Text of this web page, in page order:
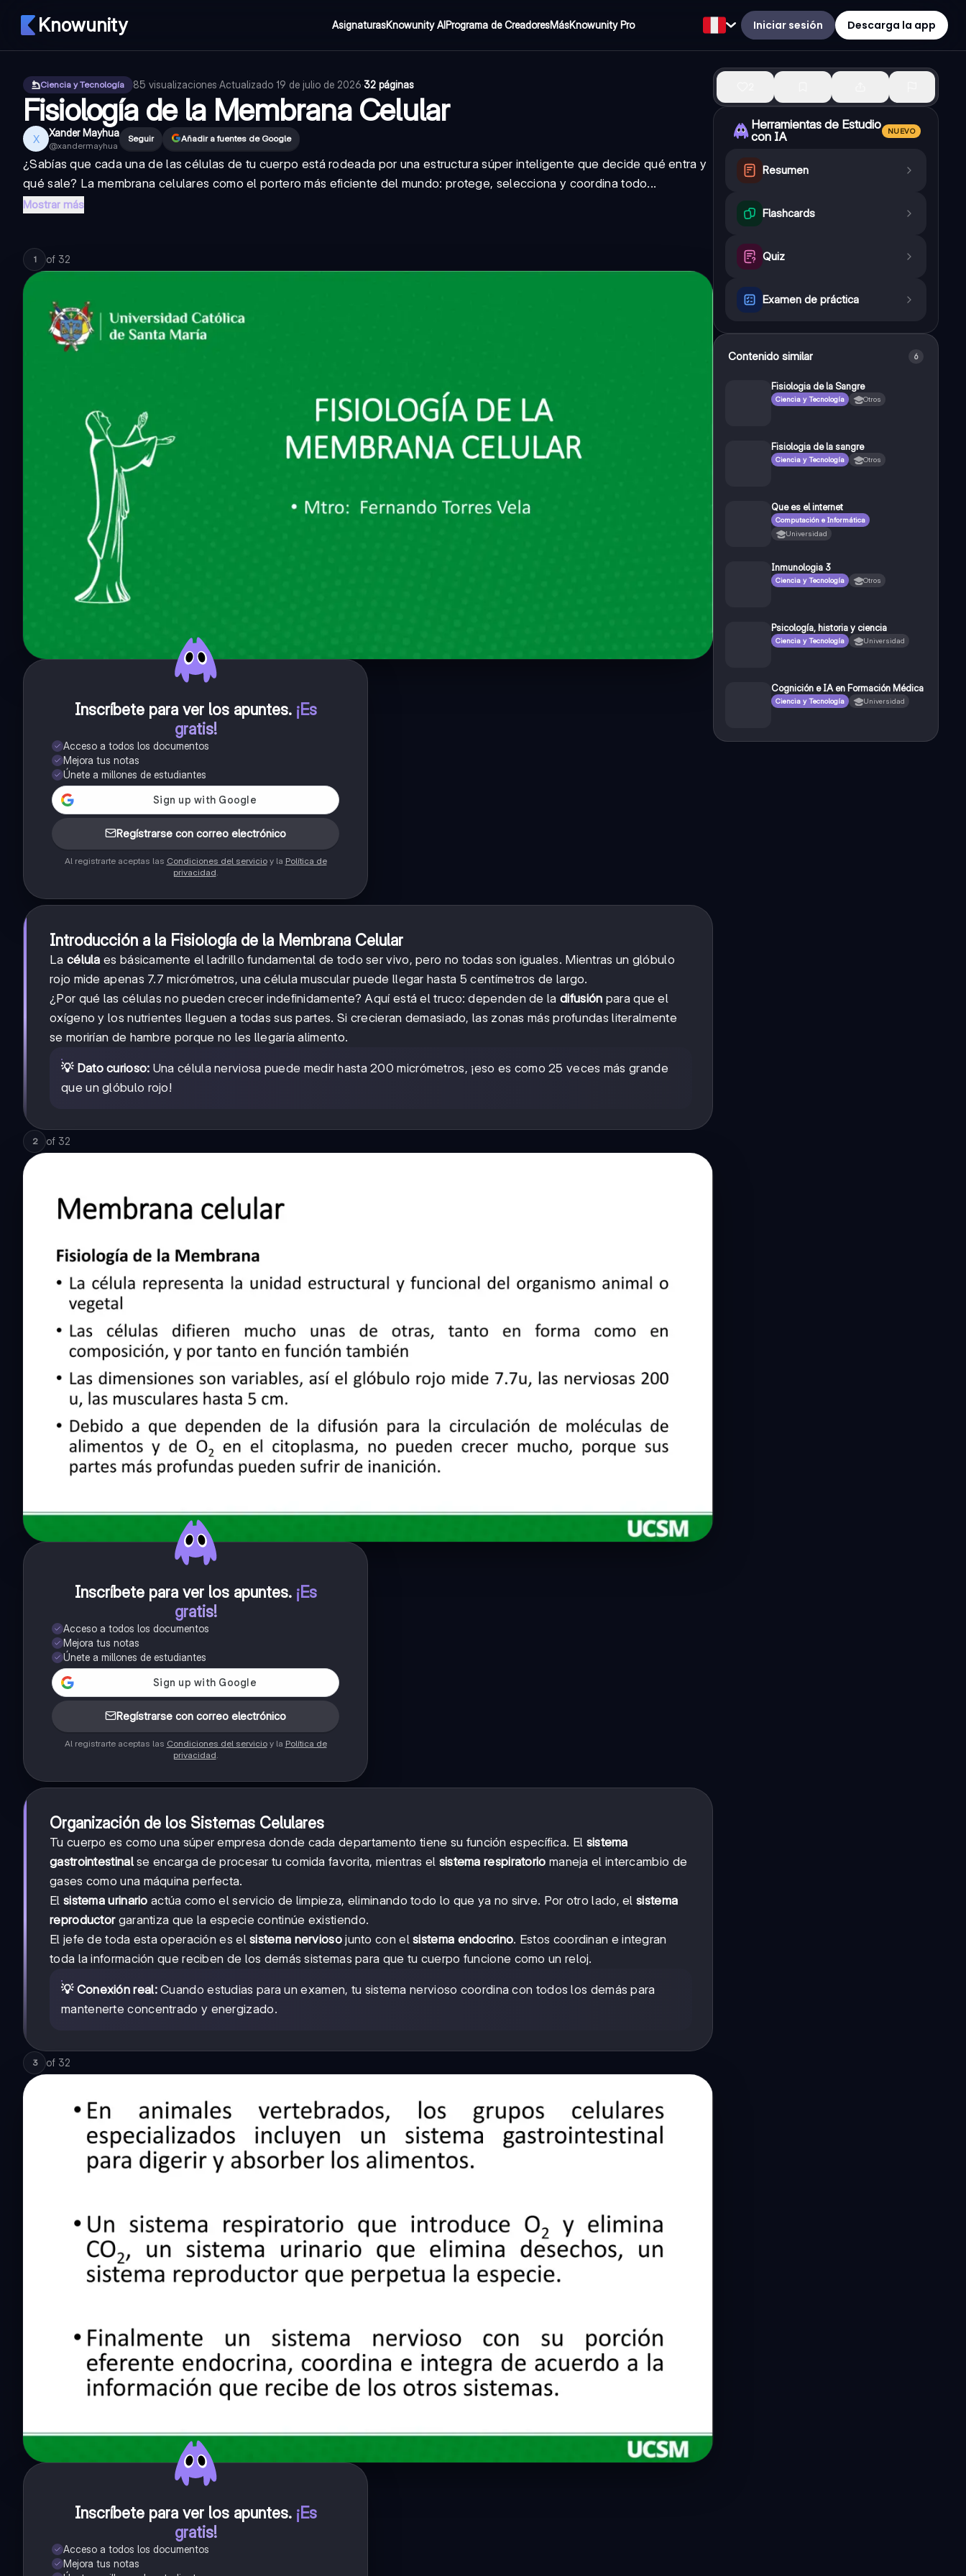
Knowunity AsignaturasKnowunity AIPrograma de CreadoresMásKnowunity Pro Iniciar sesión Descarga la app
Ciencia y Tecnología 85 visualizaciones·Actualizado 19 de julio de 2026·32 páginas
Fisiología de la Membrana Celular
X Xander Mayhua
@xandermayhua
Seguir Añadir a fuentes de Google
¿Sabías que cada una de las células de tu cuerpo está rodeada por una estructura súper inteligente que decide qué entra y
qué sale? La membrana celulares como el portero más eficiente del mundo: protege, selecciona y coordina todo...
Mostrar más
1 of 32
Inscríbete para ver los apuntes. ¡Es
gratis!
Acceso a todos los documentos
Mejora tus notas
Únete a millones de estudiantes
Regístrarse con correo electrónico
Al registrarte aceptas las Condiciones del servicioy la Política de
privacidad.
Introducción a la Fisiología de la Membrana Celular
La célula es básicamente el ladrillo fundamental de todo ser vivo, pero no todas son iguales. Mientras un glóbulo
rojo mide apenas 7.7 micrómetros, una célula muscular puede llegar hasta 5 centímetros de largo.
¿Por qué las células no pueden crecer indefinidamente? Aquí está el truco: dependen de la difusión para que el
oxígeno y los nutrientes lleguen a todas sus partes. Si crecieran demasiado, las zonas más profundas literalmente
se morirían de hambre porque no les llegaría alimento.
💡 Dato curioso: Una célula nerviosa puede medir hasta 200 micrómetros, ¡eso es como 25 veces más grande
que un glóbulo rojo!
2 of 32
Inscríbete para ver los apuntes. ¡Es
gratis!
Acceso a todos los documentos
Mejora tus notas
Únete a millones de estudiantes
Regístrarse con correo electrónico
Al registrarte aceptas las Condiciones del servicioy la Política de
privacidad
Organización de los Sistemas Celulares
Tu cuerpo es como una súper empresa donde cada departamento tiene su función específica. El sistema
gastrointestinalse encarga de procesar tu comida favorita, mientras el sistema respiratorio maneja el intercambio de
gases como una máquina perfecta.
El sistema urinario actúa como el servicio de limpieza, eliminando todo lo que ya no sirve. Por otro lado, elsistema
reproductorgarantiza que la especie continúe existiendo.
El jefe de toda esta operación es elsistema nerviosojunto con elsistema endocrino. Estos coordinan e integran
toda la información que reciben de los demás sistemas para que tu cuerpo funcione como un reloj.
💡 Conexión real:Cuando estudias para un examen, tu sistema nervioso coordina con todos los demás para
mantenerte concentrado y energizado.
3 of 32
Inscríbete para ver los apuntes. ¡Es
gratis!
Acceso a todos los documentos
Mejora tus notas
Herramientas de Estudio
con IA
NUEVO
Resumen
Flashcards
Quiz
Examen de práctica
Contenido similar 6
Fisiologia de la Sangre
Ciencia y Tecnología Otros
Fisiologia de la sangre
Ciencia y Tecnología Otros
Que es el internet
Computación e Informática
Universidad
Inmunologia 3
Ciencia y Tecnología Otros
Psicología, historia y ciencia
Ciencia y Tecnología Universidad
Cognición e IA en Formación Médica
Ciencia y Tecnología Universidad